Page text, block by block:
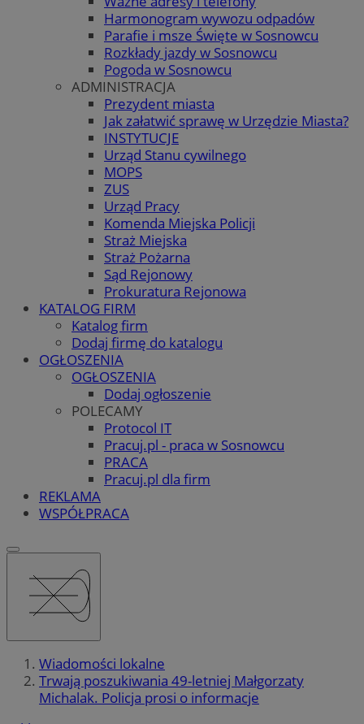
Harmonogram wywozu odpadów
Parafie i msze Święte w Sosnowcu
Rozkłady jazdy w Sosnowcu
Pogoda w Sosnowcu
ADMINISTRACJA
Prezydent miasta
Jak załatwić sprawę w Urzędzie Miasta?
INSTYTUCJE
Urząd Stanu cywilnego
MOPS
ZUS
Urząd Pracy
Komenda Miejska Policji
Straż Miejska
Straż Pożarna
Sąd Rejonowy
Prokuratura Rejonowa
KATALOG FIRM
Katalog firm
Dodaj firmę do katalogu
OGŁOSZENIA
OGŁOSZENIA
Dodaj ogłoszenie
POLECAMY
Protocol IT
Pracuj.pl - praca w Sosnowcu
PRACA
Pracuj.pl dla firm
REKLAMA
WSPÓŁPRACA
Wiadomości lokalne
Trwają poszukiwania 49-letniej Małgorzaty
Michalak. Policja prosi o informacje